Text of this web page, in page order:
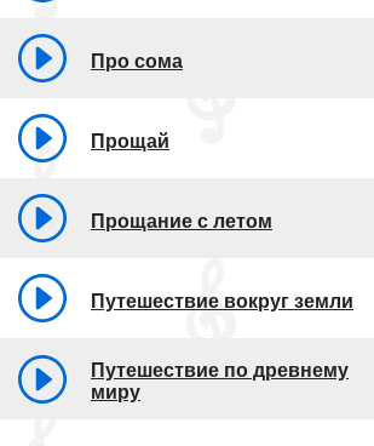
Про сома
Прощай
Прощание с летом
Путешествие вокруг земли
Путешествие по древнему
миру